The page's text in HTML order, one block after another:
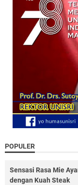
POPULER
Sensasi Rasa Mie
dengan Kuah Steak